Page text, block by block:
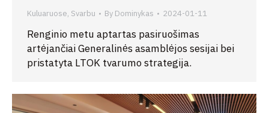
Kuluaruose, Svarbu By Dominykas 2024-01-11
Renginio metu aptartas pasiruošimas
artėjančiai Generalinės asamblėjos sesijai bei
pristatyta LTOK tvarumo strategija.